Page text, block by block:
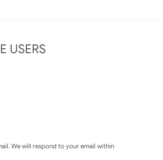
USERS
We will respond to your email within